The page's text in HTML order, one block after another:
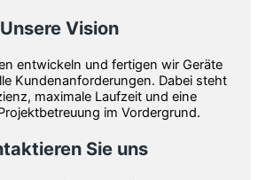
Unsere Vision
entwickeln und fertigen wir Geräte
Kundenanforderungen. Dabei steht
maximale Laufzeit und eine
im Vordergrund.
Sie uns